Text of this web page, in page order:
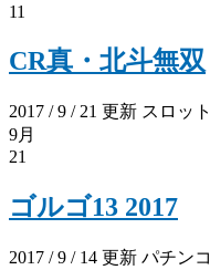
11
CR真・北斗無双
2017 / 9 / 21 更新 スロット
9月
21
ゴルゴ13 2017
2017 / 9 / 14 更新 パチンコ